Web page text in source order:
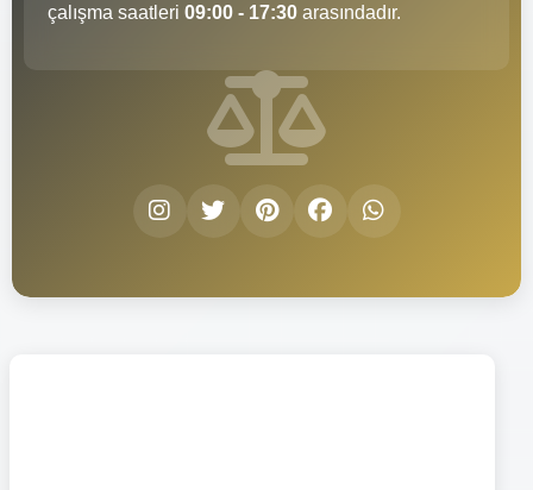
çalışma saatleri 09:00 - 17:30 arasındadır.